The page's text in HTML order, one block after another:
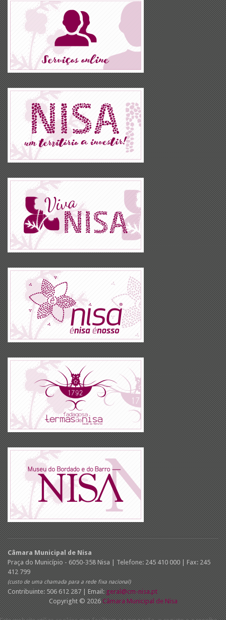
Câmara Municipal de Nisa
Praça do Município - 6050-358 Nisa | Telefone: 245 410 000 | Fax: 245
412 799
(custo de uma chamada para a rede fixa nacional)
Contribuinte: 506 612 287 | Email: geral@cm-nisa.pt
Copyright © 2026 Câmara Municipal de Nisa